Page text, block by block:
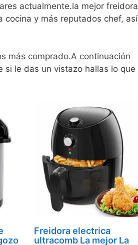
actualmente.la mejor freidora
cocina y más reputados chef, así
más comprado.A continuación
si le das un vistazo hallas lo que
Freidora electrica
ultracomb La mejor La